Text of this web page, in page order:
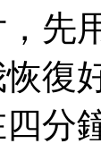
先
復
分